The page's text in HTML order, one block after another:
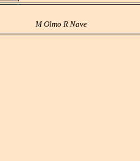
M Olmo R Nave